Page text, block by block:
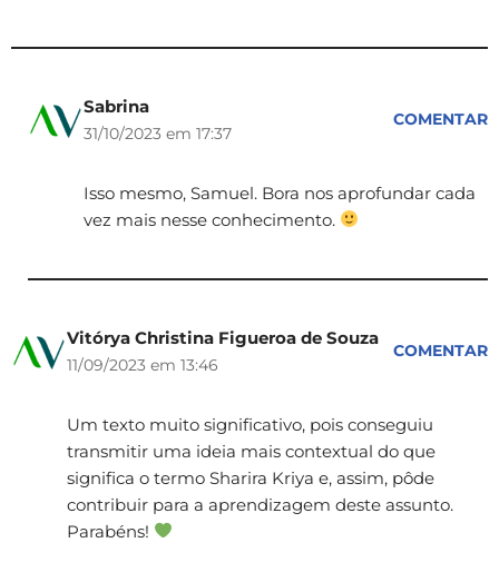
Sabrina
31/10/2023 em 17:37
COMENTAR
Isso mesmo, Samuel. Bora nos aprofundar cada
vez mais nesse conhecimento.
Vitórya Christina Figueroa de Souza
11/09/2023 em 13:46
COMENTAR
Um texto muito significativo, pois conseguiu
transmitir uma ideia mais contextual do que
significa o termo Sharira Kriya e, assim, pôde
contribuir para a aprendizagem deste assunto.
Parabéns!